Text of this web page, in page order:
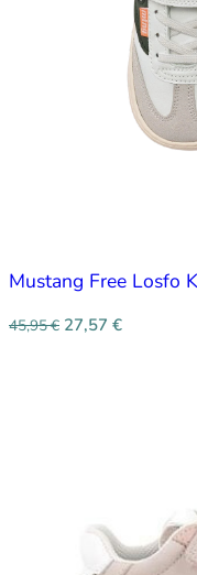
Mustang Free Losfo
45,95€ 27,57 €